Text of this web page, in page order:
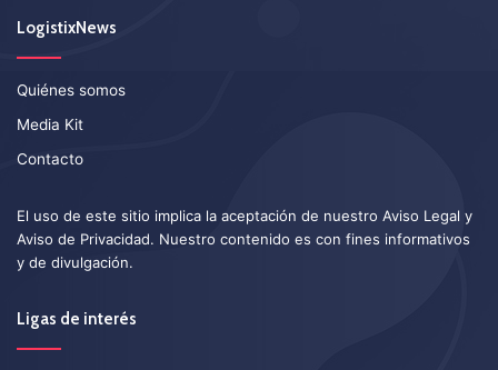
LogistixNews
Quiénes somos
Media Kit
Contacto
El uso de este sitio implica la aceptación de nuestro Aviso Legal y
Aviso de Privacidad. Nuestro contenido es con fines informativos
y de divulgación.
Ligas de interés